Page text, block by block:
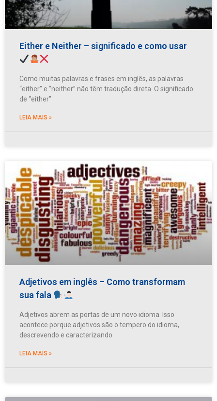
Either e Neither – significado e como usar
Como muitas palavras e frases em inglês, as palavras
“either” e “neither” não têm tradução direta. O significado
de “either”
LEIA MAIS »
Adjetivos em inglês – Como transformam
sua fala
Adjetivos abrem as portas de um novo idioma. Isso
acontece porque adjetivos são o tempero do idioma,
descrevendo e caracterizando
LEIA MAIS »